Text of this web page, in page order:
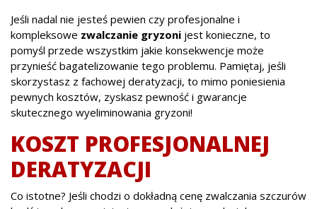
Jeśli nadal nie jesteś pewien czy profesjonalne i
kompleksowe zwalczanie gryzoni jest konieczne, to
pomyśl przede wszystkim jakie konsekwencje może
przynieść bagatelizowanie tego problemu. Pamiętaj, jeśli
skorzystasz z fachowej deratyzacji, to mimo poniesienia
pewnych kosztów, zyskasz pewność i gwarancje
skutecznego wyeliminowania gryzoni!
KOSZT PROFESJONALNEJ
DERATYZACJI
Co istotne? Jeśli chodzi o dokładną cenę zwalczania szczurów